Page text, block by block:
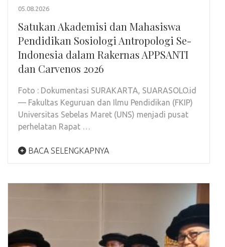
05.08.2026
Satukan Akademisi dan Mahasiswa
Pendidikan Sosiologi Antropologi Se-
Indonesia dalam Rakernas APPSANTI
dan Carvenos 2026
Foto : Dokumentasi SURAKARTA, SUARASOLO.id
— Fakultas Keguruan dan Ilmu Pendidikan (FKIP)
Universitas Sebelas Maret (UNS) menjadi pusat
perhelatan Rapat …
BACA SELENGKAPNYA